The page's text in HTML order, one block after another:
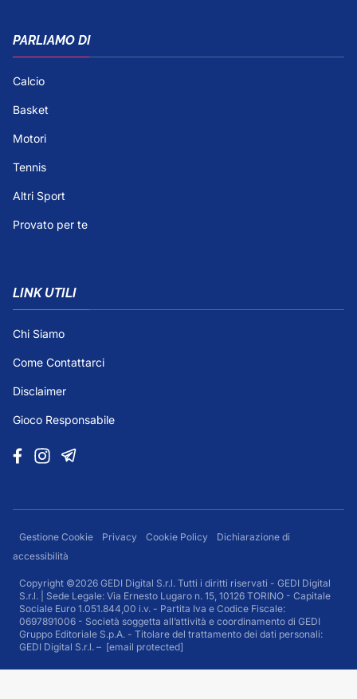
PARLIAMO DI
Calcio
Basket
Motori
Tennis
Altri Sport
Provato per te
LINK UTILI
Chi Siamo
Come Contattarci
Disclaimer
Gioco Responsabile
Gestione Cookie Privacy Cookie Policy
Dichiarazione di
accessibilità
Copyright ©2026 GEDI Digital S.r.l. Tutti i diritti riservati - GEDI Digital
S.r.l. | Sede Legale: Via Ernesto Lugaro n. 15, 10126 TORINO - Capitale
Sociale Euro 1.051.844,00 i.v. - Partita Iva e Codice Fiscale:
0697891006 - Società soggetta all’attività e coordinamento di GEDI
Gruppo Editoriale S.p.A. - Titolare del trattamento dei dati personali:
GEDI Digital S.r.l. – [email protected]